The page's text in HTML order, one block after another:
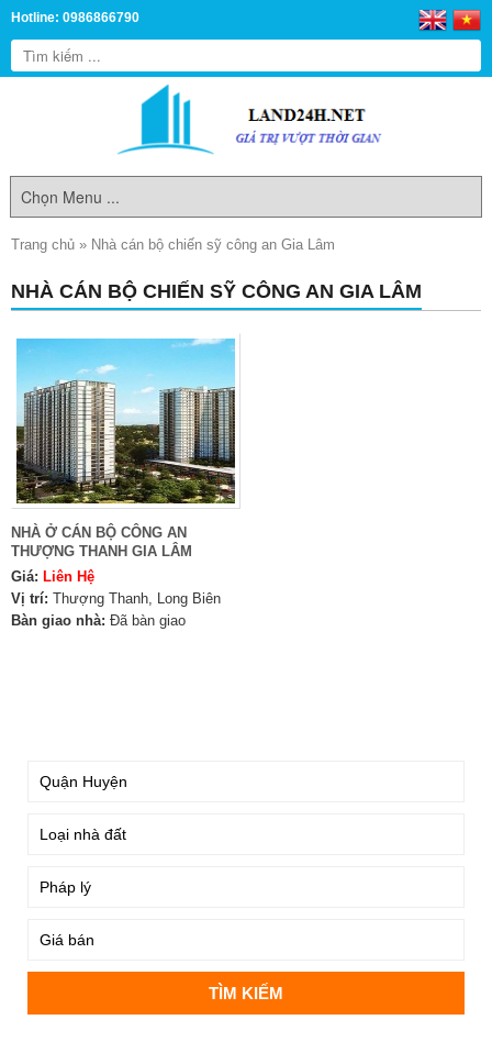
Hotline: 0986866790
Trang chủ » Nhà cán bộ chiến sỹ công an Gia Lâm
NHÀ CÁN BỘ CHIẾN SỸ CÔNG AN GIA LÂM
NHÀ Ở CÁN BỘ CÔNG AN
THƯỢNG THANH GIA LÂM
Giá: Liên Hệ
Vị trí: Thượng Thanh, Long Biên
Bàn giao nhà: Đã bàn giao